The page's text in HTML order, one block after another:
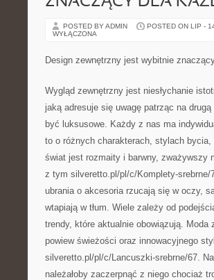
POSTED BY ADMIN POSTED ON LIP -
WYŁĄCZONA
Design zewnętrzny jest wybitnie
Wygląd zewnętrzny jest niesłychanie
jaką adresuje się uwagę patrząc na
być luksusowe. Każdy z nas ma
to o różnych charakterach, stylach bycia,
świat jest rozmaity i barwny, zważywszy
z tym silveretto.pl/pl/c/Komplety-
ubrania o akcesoria rzucają się w oczy,
wtapiają w tłum. Wiele zależy od
trendy, które aktualnie obowiązują.
powiew świeżości oraz innowacyjnego
silveretto.pl/pl/c/Lancuszki-srebrne/67.
należałoby zaczerpnąć z niego chociaż